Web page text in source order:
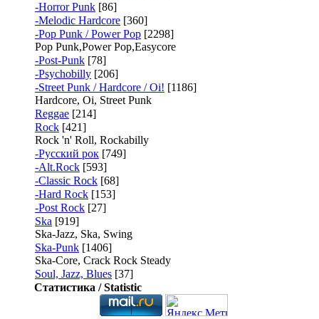
-Horror Punk [86]
-Melodic Hardcore [360]
-Pop Punk / Power Pop [2298]
Pop Punk,Power Pop,Easycore
-Post-Punk [78]
-Psychobilly [206]
-Street Punk / Hardcore / Oi! [1186]
Hardcore, Oi, Street Punk
Reggae [214]
Rock [421]
Rock 'n' Roll, Rockabilly
-Русский рок [749]
-Alt.Rock [593]
-Classic Rock [68]
-Hard Rock [153]
-Post Rock [27]
Ska [919]
Ska-Jazz, Ska, Swing
Ska-Punk [1406]
Ska-Core, Crack Rock Steady
Soul, Jazz, Blues [37]
Статистика / Statistic